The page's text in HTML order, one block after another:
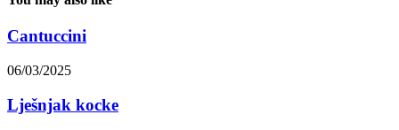
Cantuccini
06/03/2025
Lješnjak kocke